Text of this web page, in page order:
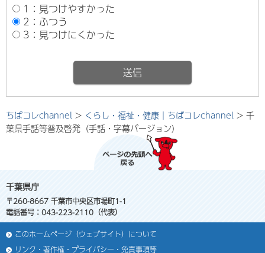
1：見つけやすかった
2：ふつう
3：見つけにくかった
ちばコレchannel > くらし・福祉・健康｜ちばコレchannel > 千
葉県手話等普及啓発（手話・字幕バージョン）
千葉県庁
〒260-8667 千葉市中央区市場町1-1
電話番号：043-223-2110（代表）
このホームページ（ウェブサイト）について
リンク・著作権・プライバシー・免責事項等